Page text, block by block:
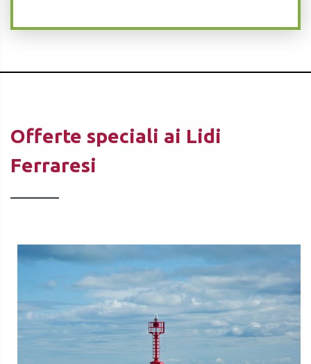
Offerte speciali ai Lidi
Ferraresi